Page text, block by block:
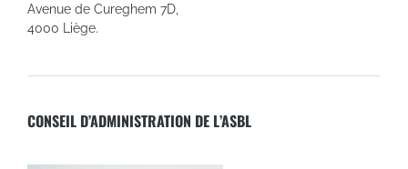
Avenue de Cureghem 7D,
4000 Liège.
CONSEIL D’ADMINISTRATION DE L’ASBL